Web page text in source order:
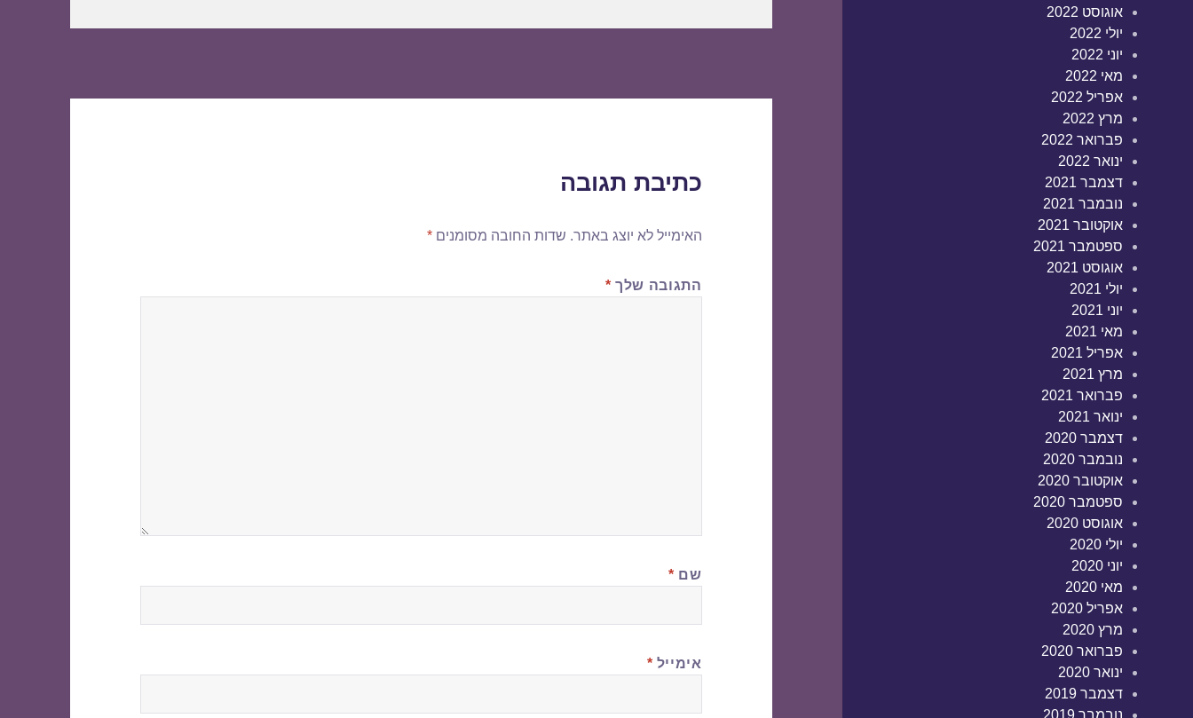
אוגוסט 2022
יולי 2022
יוני 2022
מאי 2022
אפריל 2022
מרץ 2022
פברואר 2022
ינואר 2022
דצמבר 2021
נובמבר 2021
אוקטובר 2021
ספטמבר 2021
אוגוסט 2021
יולי 2021
יוני 2021
מאי 2021
אפריל 2021
מרץ 2021
פברואר 2021
ינואר 2021
דצמבר 2020
נובמבר 2020
אוקטובר 2020
ספטמבר 2020
אוגוסט 2020
יולי 2020
יוני 2020
מאי 2020
אפריל 2020
מרץ 2020
פברואר 2020
ינואר 2020
דצמבר 2019
כתיבת תגובה
האימייל לא יוצג באתר. שדות החובה מסומנים*
התגובה שלך *
שם *
אימייל *